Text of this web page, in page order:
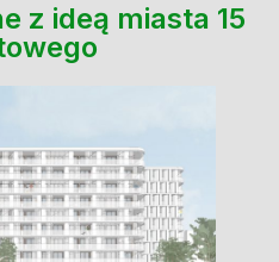
z ideą miasta 15